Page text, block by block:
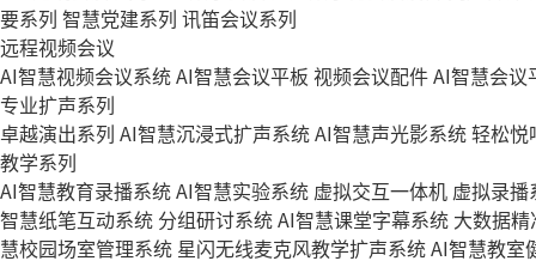
要系列 智慧党建系列 讯笛会议系列
远程视频会议
AI智慧视频会议系统AI智慧会议平板 视频会议配件AI智慧会
专业扩声系列
卓越演出系列 AI智慧沉浸式扩声系统AI智慧声光影系统轻松悦
教学系列
AI智慧教育录播系统AI智慧实验系统 虚拟交互一体机 虚拟录播
智慧纸笔互动系统 分组研讨系统AI智慧课堂字幕系统 大数据
慧校园场室管理系统 星闪无线麦克风教学扩声系统AI智慧教室